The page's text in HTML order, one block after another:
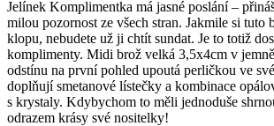
Jelínek Komplimentka má jasné poslání –
milou pozornost ze všech stran. Jakmile si tuto
klopu, nebudete už ji chtít sundat. Je to totiž
komplimenty. Midi brož velká 3,5x4cm v
odstínu na první pohled upoutá perličkou ve
doplňují smetanové lístečky a kombinace
s krystaly. Kdybychom to měli jednoduše
odrazem krásy své nositelky!